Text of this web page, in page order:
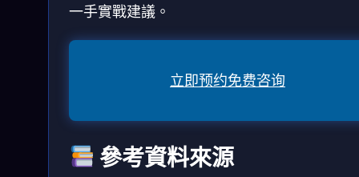
一手實戰建議。
立即预约免费咨询
參考資料來源